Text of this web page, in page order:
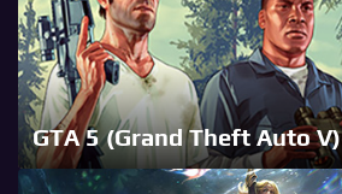
GTA 5 (Grand Theft Auto V)